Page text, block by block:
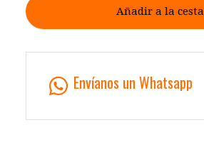
Añadir a la cesta
Envíanos un Whatsapp